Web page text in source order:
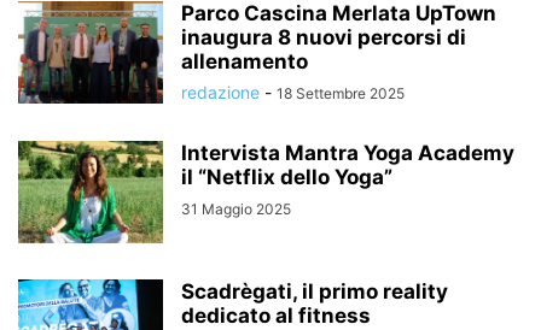
Parco Cascina Merlata UpTown
inaugura 8 nuovi percorsi di
allenamento
redazione - 18 Settembre 2025
Intervista Mantra Yoga Academy
il “Netflix dello Yoga”
31 Maggio 2025
Scadrègati, il primo reality
dedicato al fitness